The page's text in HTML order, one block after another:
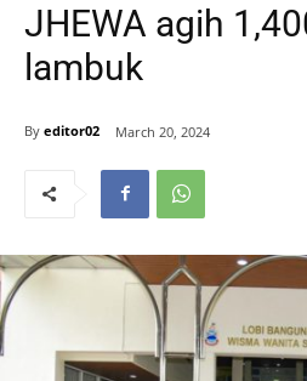
JHEWA agih
lambuk
By editor02 March 20, 2024